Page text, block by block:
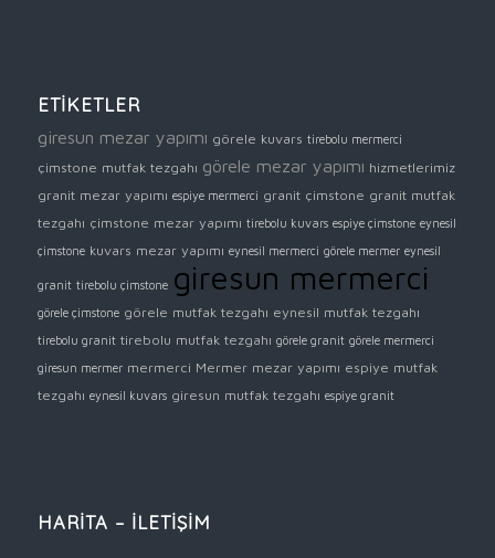
ETİKETLER
giresun mezar yapımı görele kuvars tirebolu mermerci
çimstone mutfak tezgahı görele mezar yapımı hizmetlerimiz
granit mezar yapımı espiye mermerci granit çimstone granit mutfak
tezgahı çimstone mezar yapımı tirebolu kuvars espiye çimstone eynesil
çimstone kuvars mezar yapımı eynesil mermerci görele mermer eynesil
granit tirebolu çimstone giresun mermerci
görele çimstone görele mutfak tezgahı eynesil mutfak tezgahı
tirebolu granit tirebolu mutfak tezgahı görele granit görele mermerci
giresun mermer mermerci Mermer mezar yapımı espiye mutfak
tezgahı eynesil kuvars giresun mutfak tezgahı espiye granit
HARİTA – İLETİŞİM